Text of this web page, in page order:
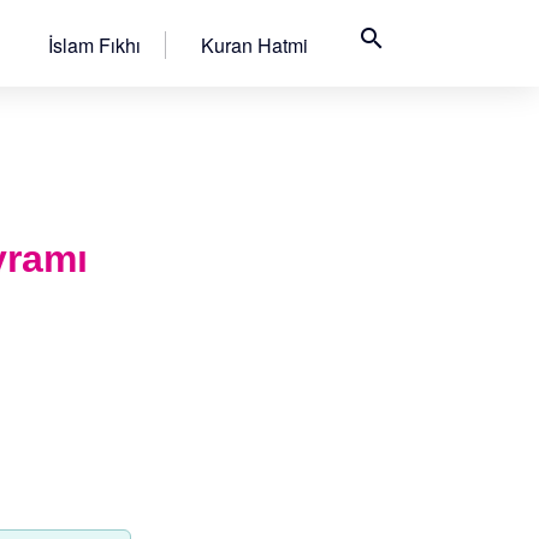
İslam Fıkhı Kuran Hatmi search